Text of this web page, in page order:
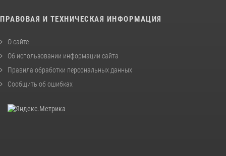
ПРАВОВАЯ И ТЕХНИЧЕСКАЯ ИНФОРМАЦИЯ
О сайте
Об использовании информации сайта
Правила обработки персональных данных
Сообщить об ошибках